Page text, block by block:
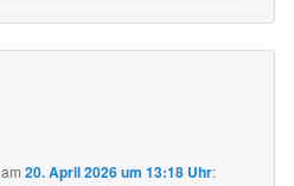
am20. April 2026 um 13:18 Uhr: